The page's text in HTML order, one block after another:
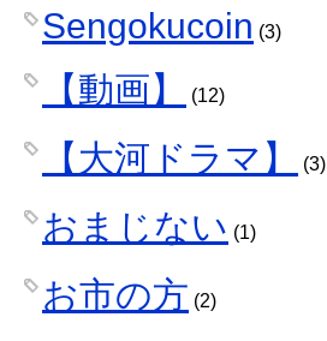
Sengokucoin (3)
【動画】 (12)
【大河ドラマ】 (3)
おまじない (1)
お市の方 (2)